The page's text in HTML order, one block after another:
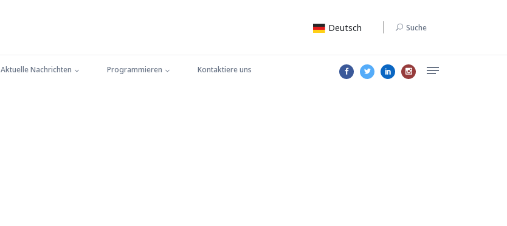
Deutsch Suche
Aktuelle Nachrichten Programmieren Kontaktiere uns